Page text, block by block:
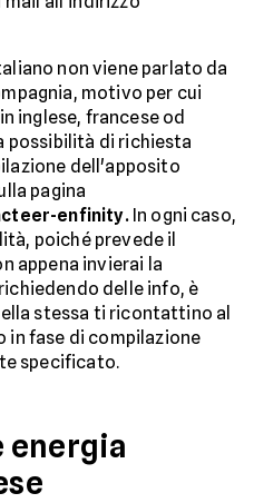
non viene parlato da
motivo per cui
inglese, francese od
possibilità di richiesta
dell'apposito
pagina
enfinity.In ogni caso,
poiché prevede il
appena invierai la
delle info, è
stessa ti ricontattino al
fase di compilazione
specificato.